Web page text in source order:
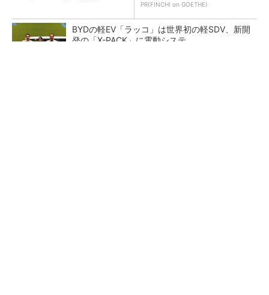
PR(FINCHI on GOETHE)
BYDの軽EV「ラッコ」は世界初の軽SDV、新開
発の「X-PACK」に電動システ...